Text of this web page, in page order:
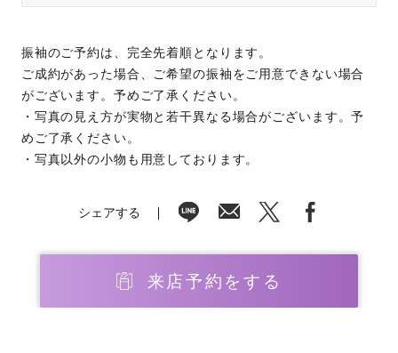
振袖のご予約は、完全先着順となります。
ご成約があった場合、ご希望の振袖をご用意できない場合
がございます。予めご了承ください。
・写真の見え方が実物と若干異なる場合がございます。予
めご了承ください。
・写真以外の小物も用意しております。
シェアする
来店予約をする